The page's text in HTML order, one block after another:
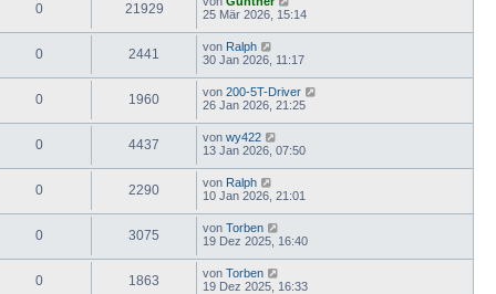
0 21929
25 Mär 2026, 15:14
0 2441 von Ralph
30 Jan 2026, 11:17
0 1960 von 200-5T-Driver
26 Jan 2026, 21:25
0 4437 von wy422
13 Jan 2026, 07:50
0 2290 von Ralph
10 Jan 2026, 21:01
0 3075 von Torben
19 Dez 2025, 16:40
0 1863 von Torben
19 Dez 2025, 16:33